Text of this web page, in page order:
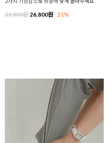
33,800원 26,800원 21%